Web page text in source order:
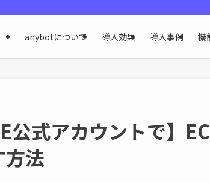
anybotについて 導入効果 導入事例 機
公式アカウントで】
法